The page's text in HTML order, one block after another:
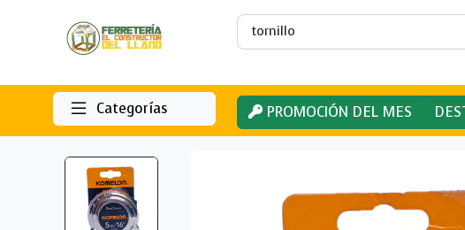
Categorías PROMOCIÓN DEL MES